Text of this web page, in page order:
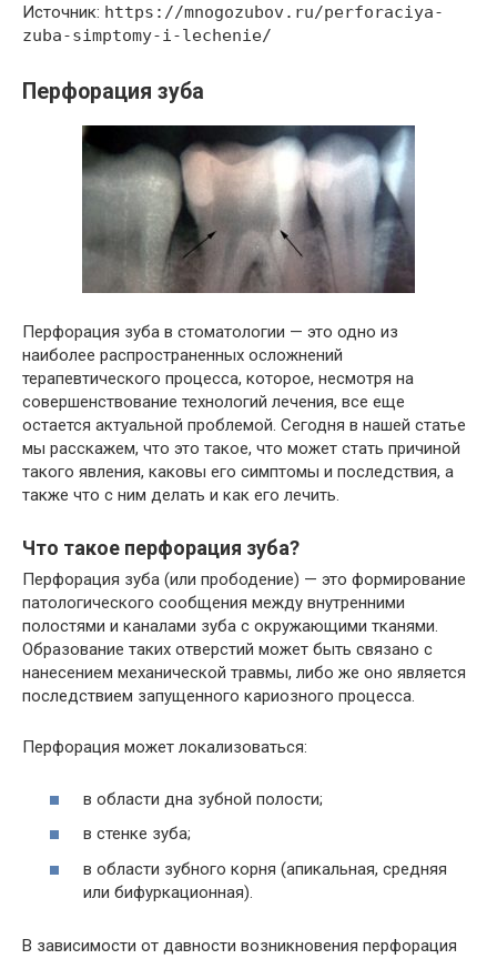
Источник: https://mnogozubov.ru/perforaciya-
zuba-simptomy-i-lechenie/
Перфорация зуба
Перфорация зуба в стоматологии — это одно из
наиболее распространенных осложнений
терапевтического процесса, которое, несмотря на
совершенствование технологий лечения, все еще
остается актуальной проблемой. Сегодня в нашей статье
мы расскажем, что это такое, что может стать причиной
такого явления, каковы его симптомы и последствия, а
также что с ним делать и как его лечить.
Что такое перфорация зуба?
Перфорация зуба (или прободение) — это формирование
патологического сообщения между внутренними
полостями и каналами зуба с окружающими тканями.
Образование таких отверстий может быть связано с
нанесением механической травмы, либо же оно является
последствием запущенного кариозного процесса.
Перфорация может локализоваться:
в области дна зубной полости;
в стенке зуба;
в области зубного корня (апикальная, средняя
или бифуркационная).
В зависимости от давности возникновения перфорация